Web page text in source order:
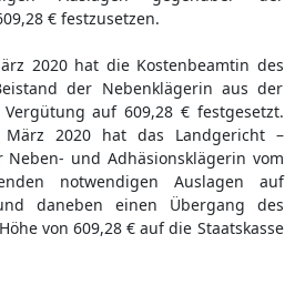
€ festzusetzen.
2020 hat die Kostenbeamtin des
der Nebenklägerin aus der
auf 609,28 € festgesetzt.
2020 hat das Landgericht –
Neben- und Adhäsionsklägerin vom
notwendigen Auslagen auf
daneben einen Übergang des
von 609,28 € auf die Staatskasse